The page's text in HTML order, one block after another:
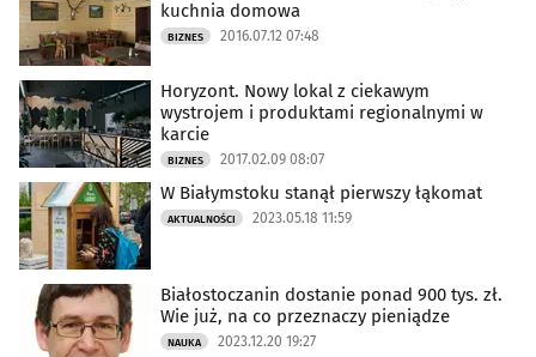
kuchnia domowa
BIZNES 2016.07.12 07:48
Horyzont. Nowy lokal z ciekawym
wystrojem i produktami regionalnymi w
karcie
BIZNES 2017.02.09 08:07
W Białymstoku stanął pierwszy łąkomat
AKTUALNOŚCI 2023.05.18 11:59
Białostoczanin dostanie ponad 900 tys. zł.
Wie już, na co przeznaczy pieniądze
NAUKA 2023.12.20 19:27